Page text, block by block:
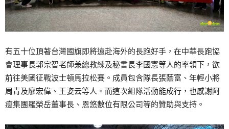
有五十位頂著台灣國旗即將遠赴海外的長跑好手，在中華長跑協
會理事長郭宗智老師兼總教練及秘書長李國憲等人的率領下，欲
前往美國征戰波士頓馬拉松賽。成員包含隊長張蔭富、年輕小將
周青及廖宏偉、王姿云等人。而這次組隊活動能成行，也感謝阿
瘦集團羅榮岳董事長、恩悠數位有限公司等的贊助與支持。